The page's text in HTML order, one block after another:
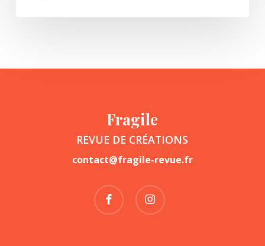
Fragile
REVUE DE CRÉATIONS
contact@fragile-revue.fr
facebook instagram